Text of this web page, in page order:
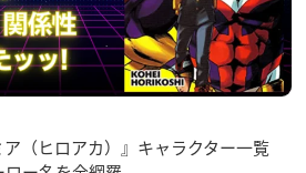
ア（ヒロアカ）』キャラクター一覧